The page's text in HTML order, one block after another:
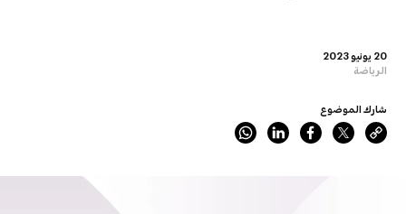
20 يونيو 2023
الرياضة
شارك الموضوع